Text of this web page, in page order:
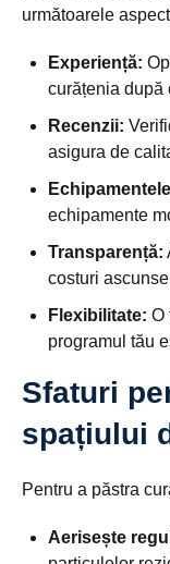
următoarele
Experiență:
curățenia după
Recenzii:
asigura de
echipamente
Transparență:
costuri
Flexibilitate: O
programul tău
Sfaturi
spațiului
Pentru a păstra
Aerisește